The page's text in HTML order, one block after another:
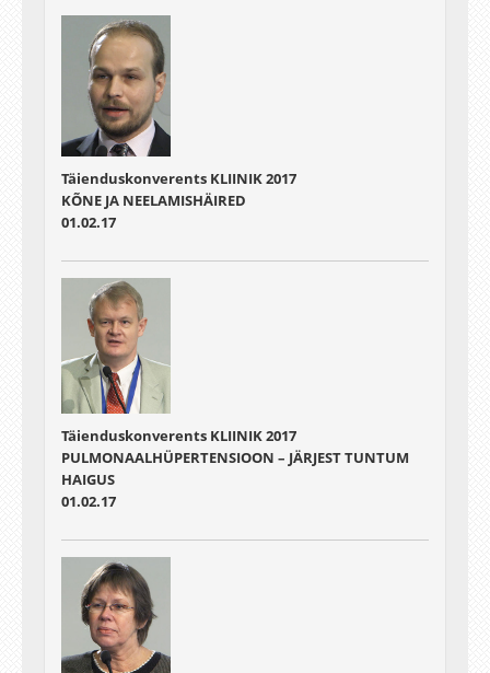
Täienduskonverents KLIINIK 2017
KÕNE JA NEELAMISHÄIRED
01.02.17
Täienduskonverents KLIINIK 2017
PULMONAALHÜPERTENSIOON – JÄRJEST TUNTUM
HAIGUS
01.02.17